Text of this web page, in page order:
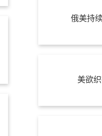
俄美持
美欲